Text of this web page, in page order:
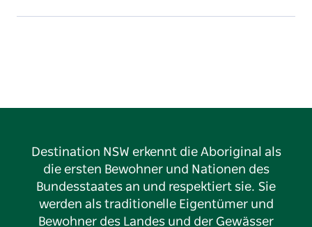
Destination NSW erkennt die Aboriginal als
die ersten Bewohner und Nationen des
Bundesstaates an und respektiert sie. Sie
werden als traditionelle Eigentümer und
Bewohner des Landes und der Gewässer